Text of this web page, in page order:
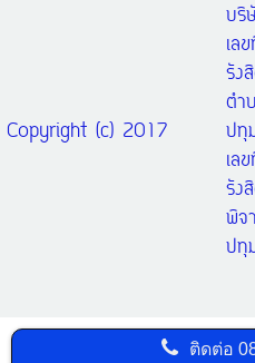
Copyright (c) 2017
บริ
เล
รัง
ตำ
ปทุ
เล
รัง
พิจ
ปทุ
ติดต่อ